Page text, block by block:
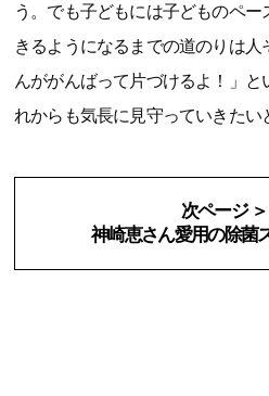
う。でも子どもには子どものペ
きるようになるまでの道のりは
んががんばって片づけるよ！」と
れからも気長に見守っていきたい
次ページ ＞
神崎恵さん愛用の除菌